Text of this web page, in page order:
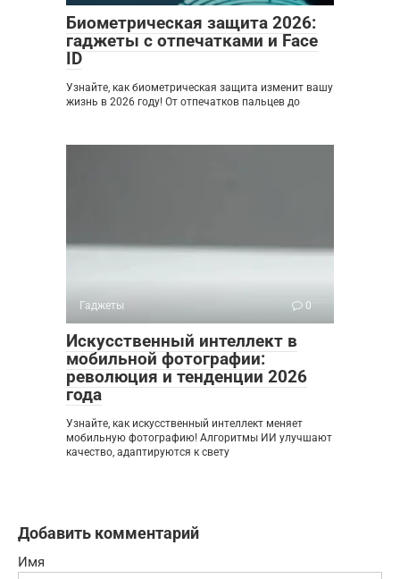
Биометрическая защита 2026:
гаджеты с отпечатками и Face
ID
Узнайте, как биометрическая защита изменит вашу
жизнь в 2026 году! От отпечатков пальцев до
Гаджеты 0
Искусственный интеллект в
мобильной фотографии:
революция и тенденции 2026
года
Узнайте, как искусственный интеллект меняет
мобильную фотографию! Алгоритмы ИИ улучшают
качество, адаптируются к свету
Добавить комментарий
Имя